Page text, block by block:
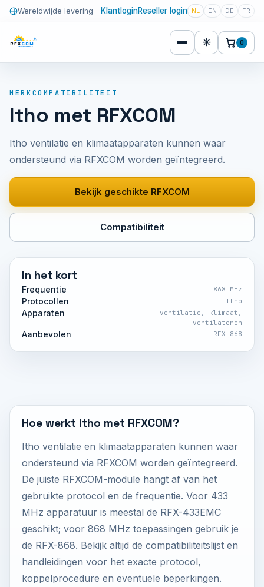
Wereldwijde levering KlantloginReseller login NL EN DE FR
☀ 0
MERKCOMPATIBILITEIT
Itho met RFXCOM
Itho ventilatie en klimaatapparaten kunnen waar
ondersteund via RFXCOM worden geïntegreerd.
Bekijk geschikte RFXCOM
Compatibiliteit
In het kort
Frequentie 868 MHz
Protocollen Itho
Apparaten
ventilatie, klimaat,
ventilatoren
Aanbevolen RFX-868
Hoe werkt Itho met RFXCOM?
Itho ventilatie en klimaatapparaten kunnen waar
ondersteund via RFXCOM worden geïntegreerd.
De juiste RFXCOM-module hangt af van het
gebruikte protocol en de frequentie. Voor 433
MHz apparatuur is meestal de RFX-433EMC
geschikt; voor 868 MHz toepassingen gebruik je
de RFX-868. Bekijk altijd de compatibiliteitslijst en
handleidingen voor het exacte protocol,
koppelprocedure en eventuele beperkingen.